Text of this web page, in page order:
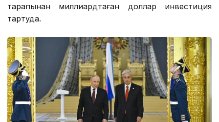
тарапынан миллиардтаған доллар инвестиция
тартуда.